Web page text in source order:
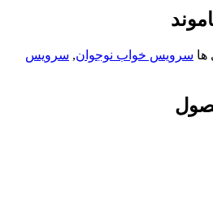
ها سرویس خواب نوجوان, سرویس